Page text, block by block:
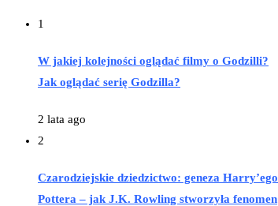
1
W jakiej kolejności oglądać filmy o Godzilli?
Jak oglądać serię Godzilla?
2 lata ago
2
Czarodziejskie dziedzictwo: geneza Harry’ego
Pottera – jak J.K. Rowling stworzyła fenomen